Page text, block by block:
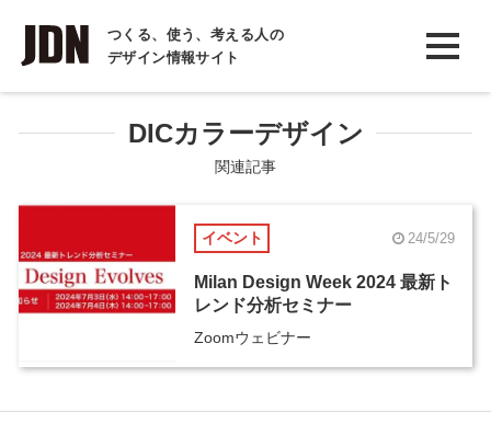
つくる、使う、考える人の
デザイン情報サイト
INTERVIEW
インタビュー
REPORT
COLUMN
DICカラーデザイン
関連記事
イベント 24/5/29
Milan Design Week 2024 最新ト
レンド分析セミナー
Zoomウェビナー